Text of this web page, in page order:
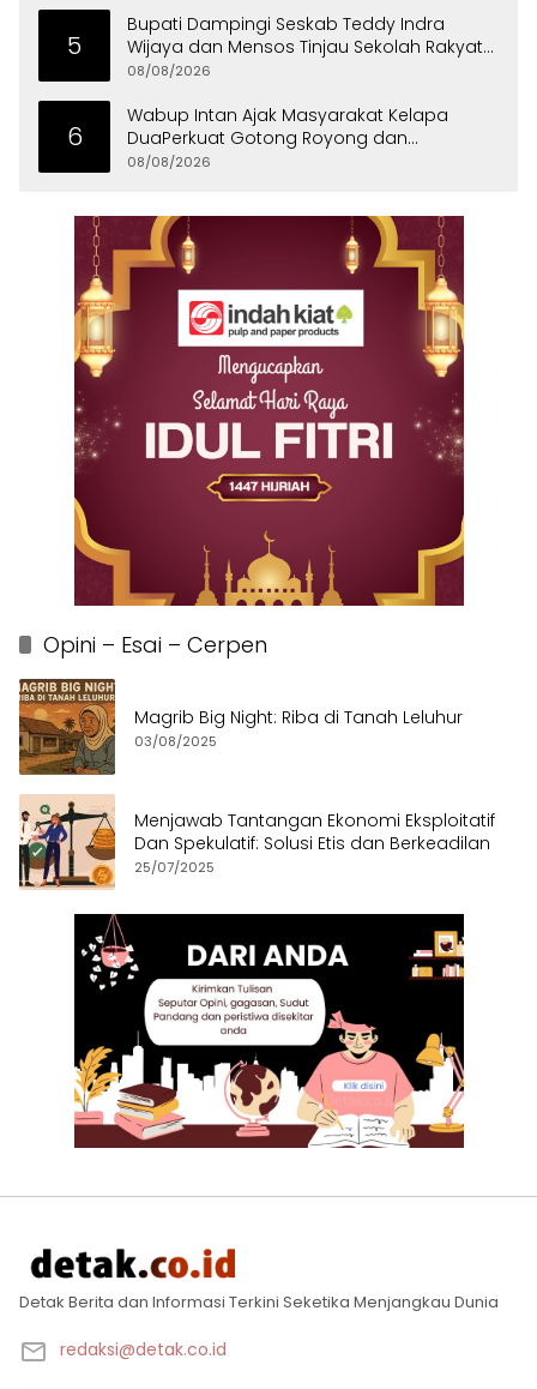
5
Bupati Dampingi Seskab Teddy Indra
Wijaya dan Mensos Tinjau Sekolah Rakyat
di Curug
08/08/2026
6
Wabup Intan Ajak Masyarakat Kelapa
DuaPerkuat Gotong Royong dan
Persatuan
08/08/2026
Opini – Esai – Cerpen
Magrib Big Night: Riba di Tanah Leluhur
03/08/2025
Menjawab Tantangan Ekonomi Eksploitatif
Dan Spekulatif: Solusi Etis dan Berkeadilan
25/07/2025
Detak Berita dan Informasi Terkini Seketika Menjangkau Dunia
redaksi@detak.co.id